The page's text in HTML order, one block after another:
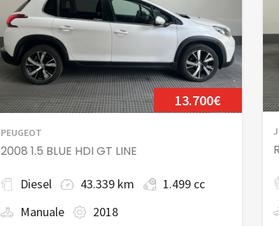
13.700€
PEUGEOT
2008 1.5 BLUE HDI GT LINE
Diesel 43.339 km
1.499 cc
Manuale
2018